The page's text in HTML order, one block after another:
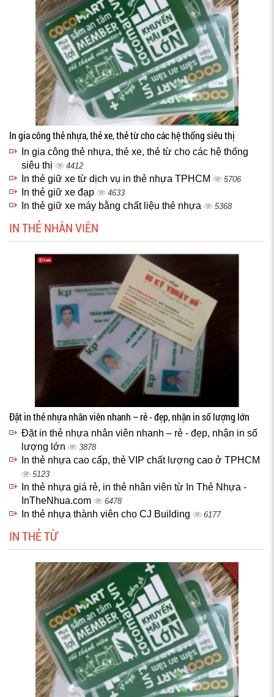
In gia công thẻ nhựa, thẻ xe, thẻ từ cho các hệ thống siêu thị
In gia công thẻ nhựa, thẻ xe, thẻ từ cho các hệ thống
siêu thị
4412
In thẻ giữ xe từ dịch vụ in thẻ nhựa TPHCM 5706
In thẻ giữ xe đạp 4633
In thẻ giữ xe máy bằng chất liệu thẻ nhựa 5368
IN THẺ NHÂN VIÊN
Đặt in thẻ nhựa nhân viên nhanh – rẻ - đẹp, nhận in số lượng lớn
Đặt in thẻ nhựa nhân viên nhanh – rẻ - đẹp, nhận in số
lượng lớn
3878
In thẻ nhựa cao cấp, thẻ VIP chất lượng cao ở TPHCM
5123
In thẻ nhựa giá rẻ, in thẻ nhân viên từ In Thẻ Nhựa -
InTheNhua.com
6478
In thẻ nhựa thành viên cho CJ Building 6177
IN THẺ TỪ